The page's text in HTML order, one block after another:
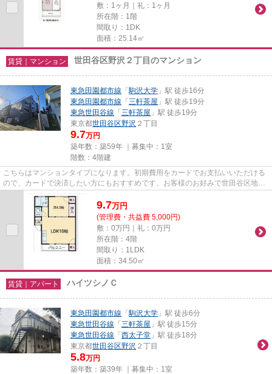
敷：1ヶ月｜礼：1ヶ月
所在階：1階
間取り：1DK
面積：25.14㎡
賃貸｜マンション 世田谷区野沢２丁目のマンション
東急田園都市線 「駒沢大学 」駅 徒歩16分
東急田園都市線 「三軒茶屋 」駅 徒歩19分
東急世田谷線 「三軒茶屋 」駅 徒歩19分
東京都世田谷区野沢 ２丁目
9.7万円
築年数：築59年 ｜募集中： 1室
階数：4階建
こちらはマンションタイプになります。初期費用をカードでお支払いいただける
ので、カードで決済したい方にもおすすめです。お客様のお好みで世田谷区地域
の物件情報がお探しいただけ...
9.7万円
(管理費・共益費 5,000円)
敷：0万円｜礼：0万円
所在階：4階
間取り：1LDK
面積：34.50㎡
賃貸｜アパート ハイツシノＣ
東急田園都市線 「駒沢大学 」駅 徒歩6分
東急世田谷線 「三軒茶屋 」駅 徒歩15分
東急世田谷線 「西太子堂 」駅 徒歩18分
東京都世田谷区野沢 ２丁目
5.8万円
築年数：築39年 ｜募集中： 1室